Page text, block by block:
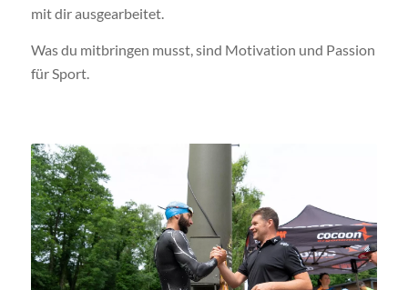
mit dir ausgearbeitet.
Was du mitbringen musst, sind Motivation und Passion
für Sport.